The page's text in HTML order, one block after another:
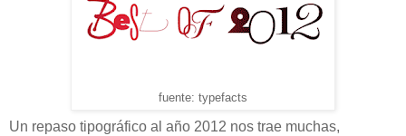
fuente: typefacts
Un repaso tipográfico al año 2012 nos trae muchas,